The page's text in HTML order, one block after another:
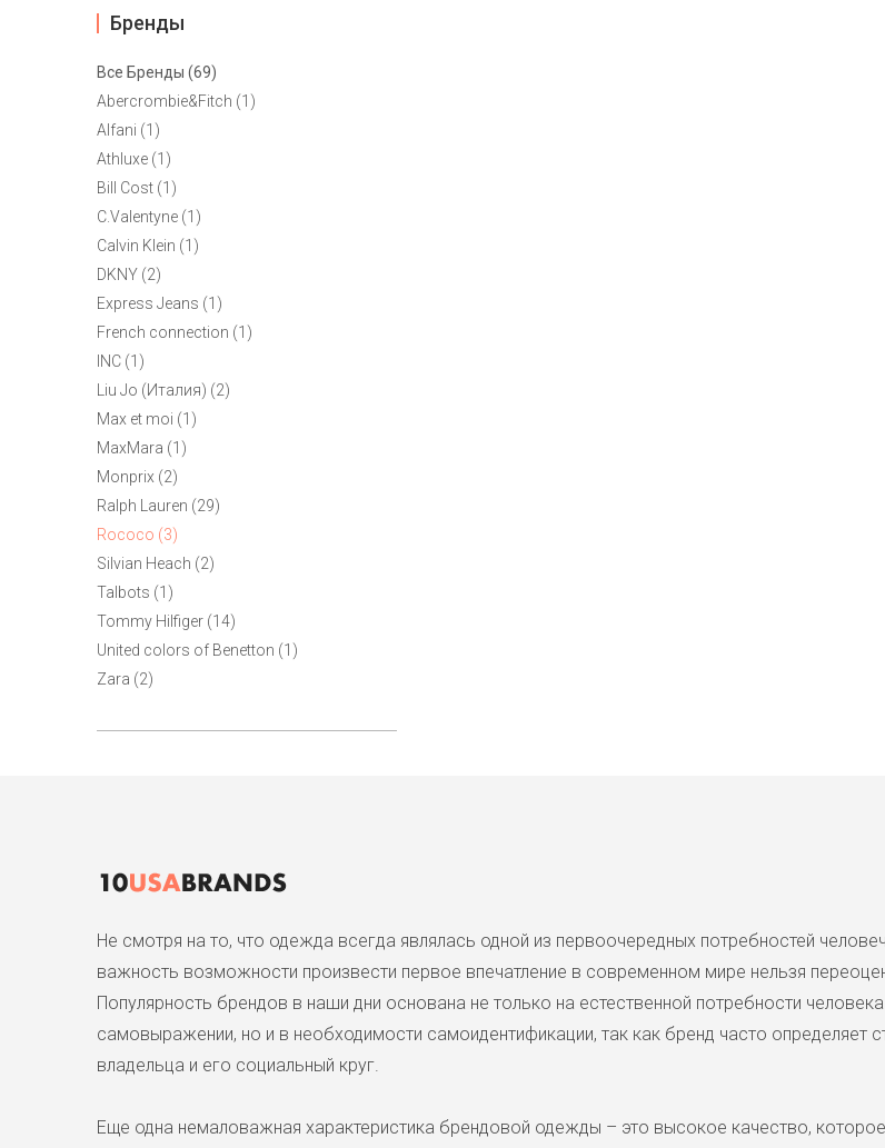
Кардиган
4700 ₽
Женственный
Завязывается
контрастных
Бренды
Все Бренды (69)
Abercrombie&Fitch (1)
Alfani (1)
Athluxe (1)
Bill Cost (1)
C.Valentyne (1)
Calvin Klein (1)
DKNY (2)
Express Jeans (1)
French connection (1)
INC (1)
Liu Jo (Италия) (2)
Max et moi (1)
MaxMara (1)
Monprix (2)
Ralph Lauren (29)
Rococo (3)
Silvian Heach (2)
Talbots (1)
Tommy Hilfiger (14)
United colors of Benetton (1)
Zara (2)
Не смотря на то, что одежда всегда являлась одной из первоочередных потребностей
важность возможности произвести первое впечатление в современном мире нельзя
Популярность брендов в наши дни основана не только на естественной потребности
самовыражении, но и в необходимости самоидентификации, так как бренд часто определяет
владельца и его социальный круг.
Еще одна немаловажная характеристика брендовой одежды – это высокое качество, которое